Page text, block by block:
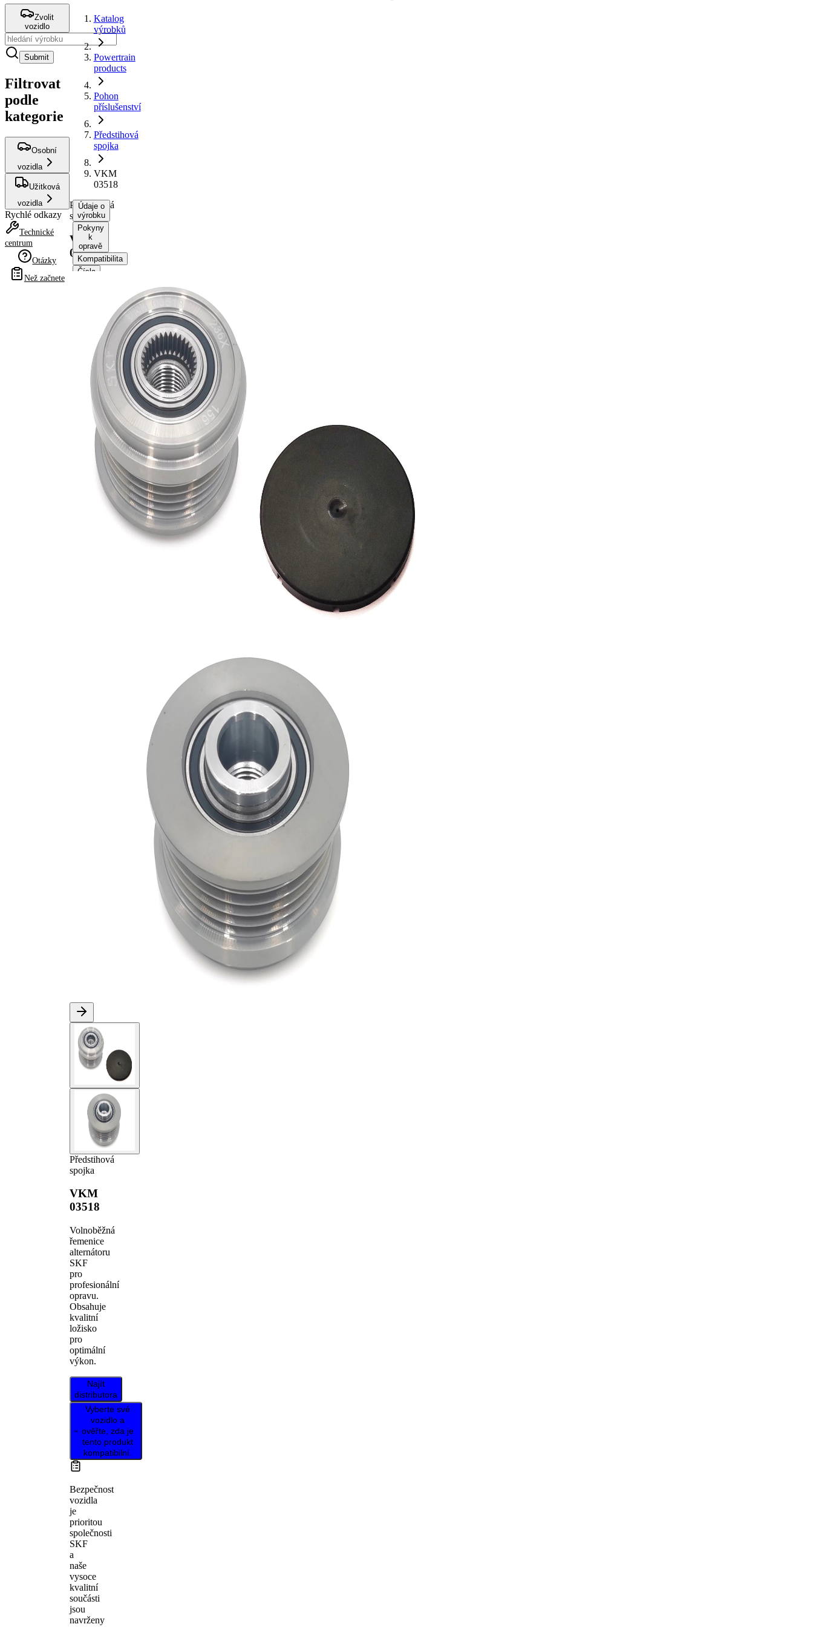
Zvolit
vozidlo
Submit
Filtrovat
podle
kategorie
Osobní
vozidla
Užitková
vozidla
Rychlé odkazy
Technické
centrum
Otázky
Než začnete
Katalog
výrobků
Powertrain
products
Pohon
příslušenství
Předstihová
spojka
VKM
03518
Předstihová
spojka
VKM
03518
Předstihová
spojka
VKM
03518
Volnoběžná
řemenice
alternátoru
SKF
pro
profesionální
opravu.
Obsahuje
kvalitní
ložisko
pro
optimální
výkon.
Najít
distributora
Vyberte své
vozidlo a
ověřte, zda je
tento produkt
kompatibilní.
Bezpečnost
vozidla
je
prioritou
společnosti
SKF
a
naše
vysoce
kvalitní
součásti
jsou
navrženy
Údaje o
výrobku
Pokyny
k
opravě
Kompatibilita
Čísla
Informace o výrobku
Vlastnost
Hodnota
38 mm
Počet žeber
5
vnitřní
průměr
17 mm
Vnější
průměr
53,5 mm
Doplňující
výrobek/info
Pro
montáž je
nutné
speciální
nářadí
pro číslo
výrobce
F-
563248.03